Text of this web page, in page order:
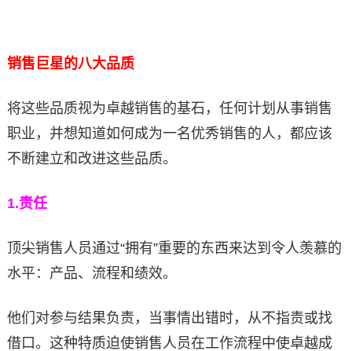
销售巨星的八大品质
将这些品质视为卓越销售的基石，任何计划从事销售
职业，并想知道如何成为一名优秀销售的人，都应该
不断建立和改进这些品质。
1.责任
顶尖销售人员通过“拥有”重要的东西来达到令人羡慕的
水平：产品、流程和绩效。
他们对参与结果负责，当事情出错时，从不指责或找
借口。这种特质迫使销售人员在工作流程中使卓越成